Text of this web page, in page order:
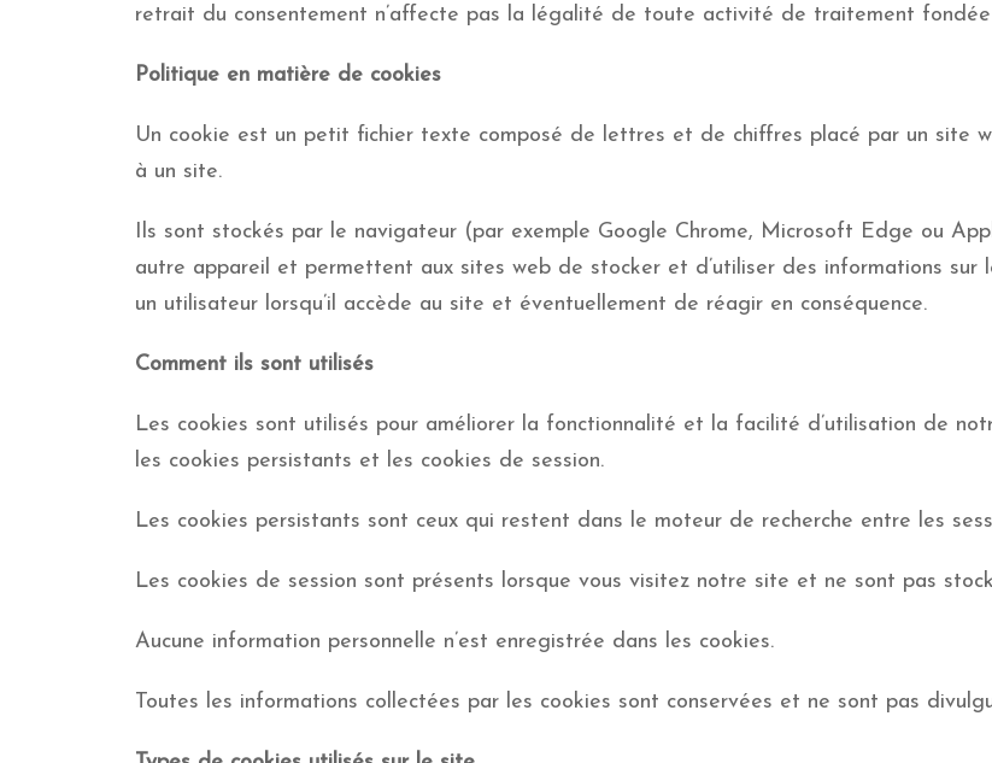
retrait du consentement n’affecte pas la légalité de toute activité de traitement
Politique en matière de cookies
Un cookie est un petit fichier texte composé de lettres et de chiffres placé par un site
à un site.
Ils sont stockés par le navigateur (par exemple Google Chrome, Microsoft Edge ou
autre appareil et permettent aux sites web de stocker et d’utiliser des informations sur
un utilisateur lorsqu’il accède au site et éventuellement de réagir en conséquence.
Comment ils sont utilisés
Les cookies sont utilisés pour améliorer la fonctionnalité et la facilité d’utilisation de
les cookies persistants et les cookies de session.
Les cookies persistants sont ceux qui restent dans le moteur de recherche entre les
Les cookies de session sont présents lorsque vous visitez notre site et ne sont pas
Aucune information personnelle n’est enregistrée dans les cookies.
Toutes les informations collectées par les cookies sont conservées et ne sont pas